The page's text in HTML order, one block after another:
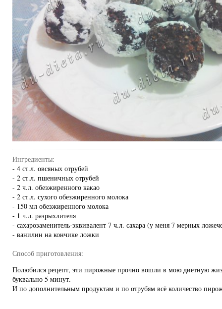
Ингредиенты:
- 4 ст.л. овсяных отрубей
- 2 ст.л. пшеничных отрубей
- 2 ч.л. обезжиренного какао
- 2 ст.л. сухого обезжиренного молока
- 150 мл обезжиренного молока
- 1 ч.л. разрыхлителя
- сахарозаменитель-эквивалент 7 ч.л. сахара (у меня 7 мерных
- ванилин на кончике ложки
Способ приготовления:
Полюбился рецепт, эти пирожные прочно вошли в мою диетную
буквально 5 минут.
И по дополнительным продуктам и по отрубям всё количество